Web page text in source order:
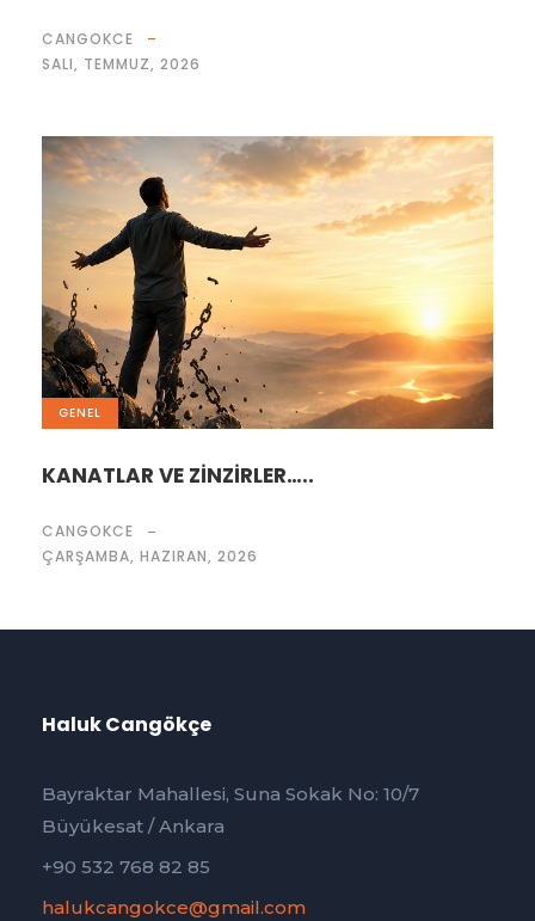
CANGOKCE
SALI, TEMMUZ, 2026
GENEL
KANATLAR VE ZİNZİRLER…..
CANGOKCE
ÇARŞAMBA, HAZIRAN, 2026
Haluk Cangökçe
Bayraktar Mahallesi, Suna Sokak No: 10/7
Büyükesat / Ankara
+90 532 768 82 85
halukcangokce@gmail.com